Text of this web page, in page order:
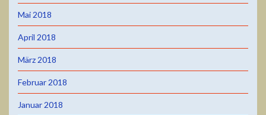
Mai 2018
April 2018
März 2018
Februar 2018
Januar 2018